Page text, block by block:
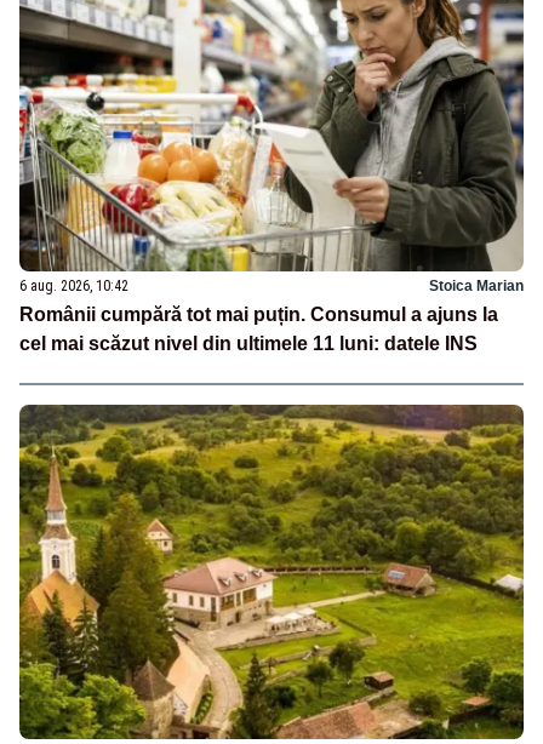
6 aug. 2026, 10:42 Stoica Marian
Românii cumpără tot mai puțin. Consumul a ajuns la
cel mai scăzut nivel din ultimele 11 luni: datele INS